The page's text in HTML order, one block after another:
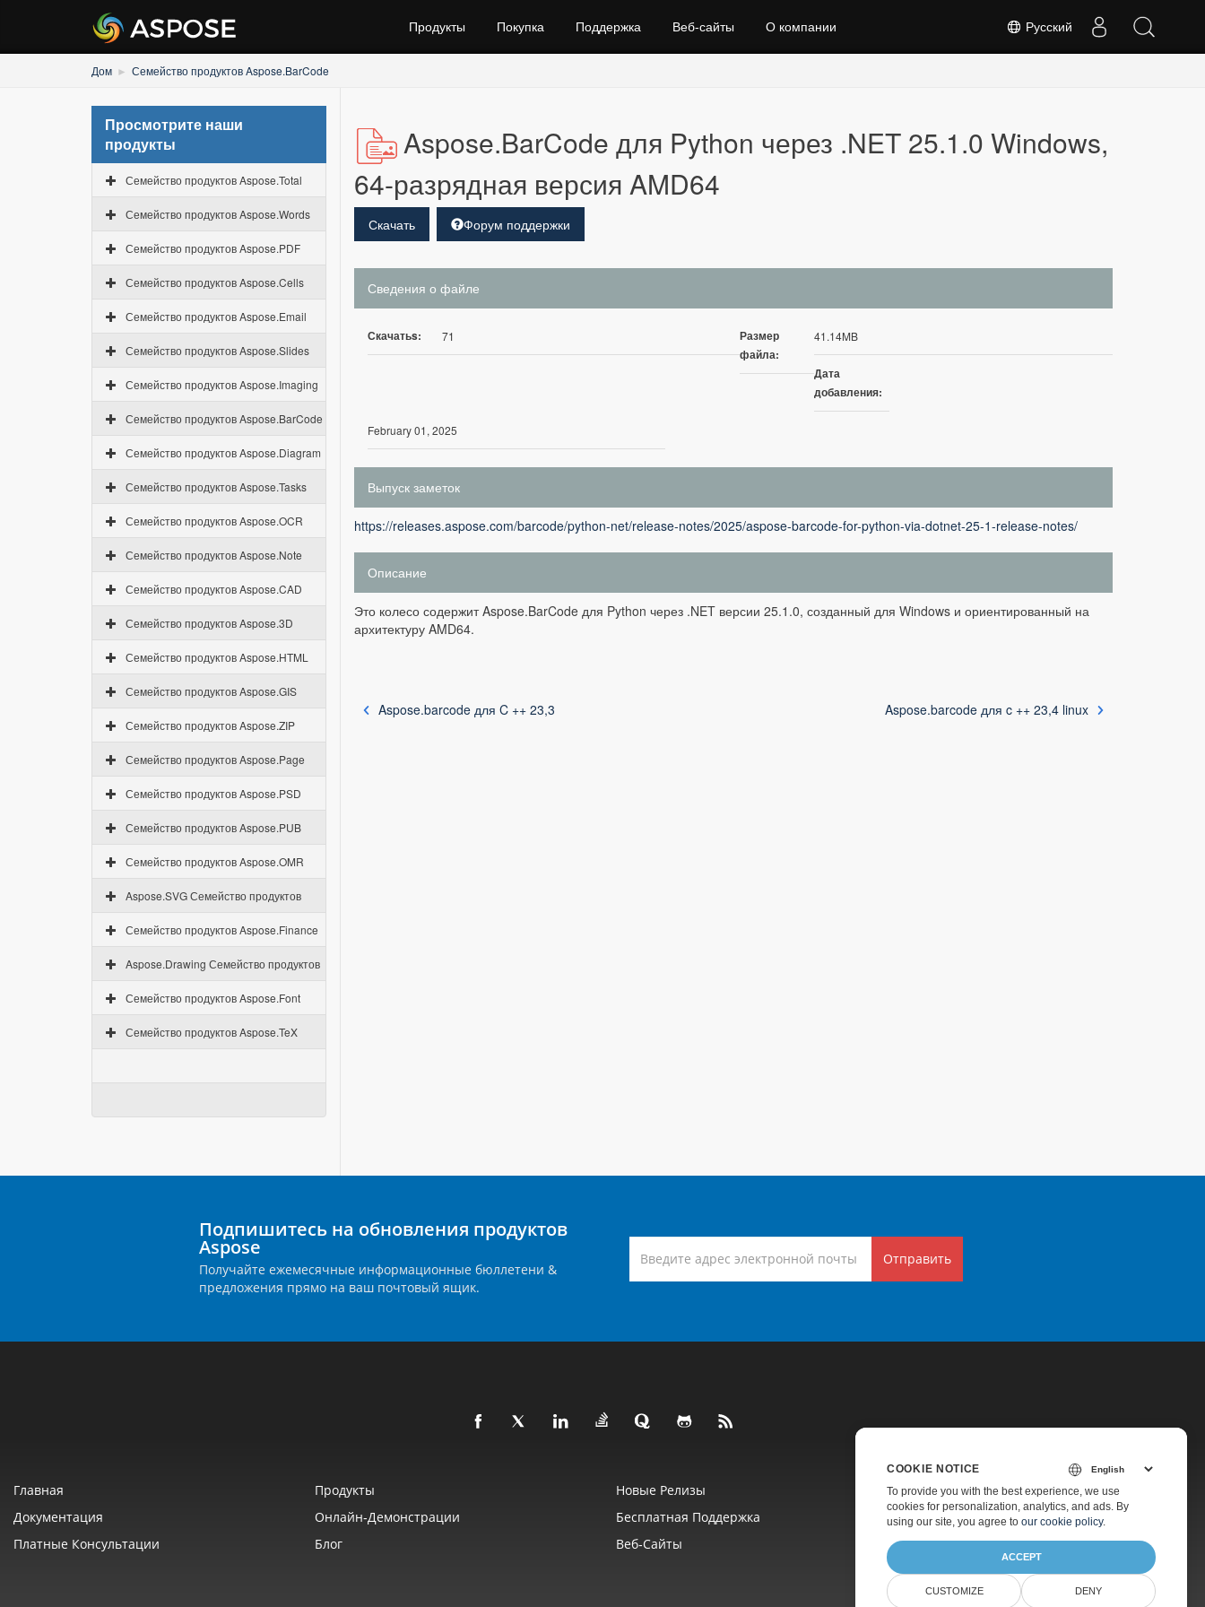
Русский
Продукты Покупка Поддержка Веб‑сайты О компании
Дом Семейство продуктов Aspose.BarCode
Просмотрите наши
продукты
Семейство продуктов Aspose.Total
Семейство продуктов Aspose.Words
Семейство продуктов Aspose.PDF
Семейство продуктов Aspose.Cells
Семейство продуктов Aspose.Email
Семейство продуктов Aspose.Slides
Семейство продуктов Aspose.Imaging
Семейство продуктов Aspose.BarCode
Семейство продуктов Aspose.Diagram
Семейство продуктов Aspose.Tasks
Семейство продуктов Aspose.OCR
Семейство продуктов Aspose.Note
Семейство продуктов Aspose.CAD
Семейство продуктов Aspose.3D
Семейство продуктов Aspose.HTML
Семейство продуктов Aspose.GIS
Семейство продуктов Aspose.ZIP
Семейство продуктов Aspose.Page
Семейство продуктов Aspose.PSD
Семейство продуктов Aspose.PUB
Семейство продуктов Aspose.OMR
Aspose.SVG Семейство продуктов
Семейство продуктов Aspose.Finance
Aspose.Drawing Семейство продуктов
Семейство продуктов Aspose.Font
Семейство продуктов Aspose.TeX
Aspose.BarCode для Python через .NET 25.1.0 Windows,
64-разрядная версия AMD64
Скачать Форум поддержки
Сведения о файле
Скачатьs: 71
Размер
файла:
41.14MB
Дата
добавления:
February 01, 2025
Выпуск заметок
https://releases.aspose.com/barcode/python-net/release-notes/2025/aspose-barcode-for-python-via-dotnet-25-1-release-notes/
Описание
Это колесо содержит Aspose.BarCode для Python через .NET версии 25.1.0, созданный для Windows и ориентированный на
архитектуру AMD64.
Aspose.barcode для C ++ 23,3 Aspose.barcode для c ++ 23,4 linux
Подпишитесь на обновления продуктов
Aspose
Получайте ежемесячные информационные бюллетени &
предложения прямо на ваш почтовый ящик.
Отправить
Главная Продукты Новые Релизы
Цены
Документация
Онлайн‑демонстрации Бесплатная Поддержка
Платная Поддержка
Платные Консультации
Блог Веб‑сайты О Компании
COOKIE NOTICE
To provide you with the best experience, we use
cookies for personalization, analytics, and ads. By
using our site, you agree to our cookie policy.
ACCEPT
CUSTOMIZE DENY